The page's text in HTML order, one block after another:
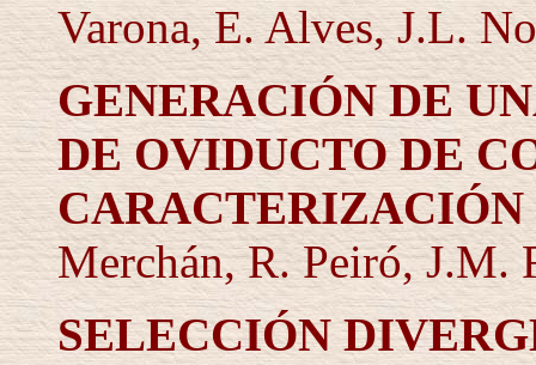
Varona, E. Alves, J.L.
GENERACIÓN DE
DE OVIDUCTO DE
Merchán, R. Peiró, J.M.
SELECCIÓN